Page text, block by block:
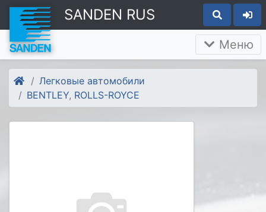
SANDEN RUS
Меню
Легковые автомобили
BENTLEY, ROLLS-ROYCE